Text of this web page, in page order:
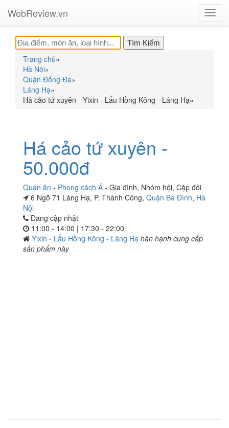
WebReview.vn
Trang chủ»
Hà Nội»
Quận Đống Đa»
Láng Hạ»
Há cảo tứ xuyên - Yixin - Lẩu Hồng Kông - Láng Hạ»
Há cảo tứ xuyên -
50.000đ
Quán ăn - Phong cách Á - Gia đình, Nhóm hội, Cặp đôi
6 Ngõ 71 Láng Hạ, P. Thành Công, Quận Ba Đình, Hà
Nội
Đang cập nhật
11:00 - 14:00 | 17:30 - 22:00
Yixin - Lẩu Hồng Kông - Láng Hạ hân hạnh cung cấp
sản phẩm này